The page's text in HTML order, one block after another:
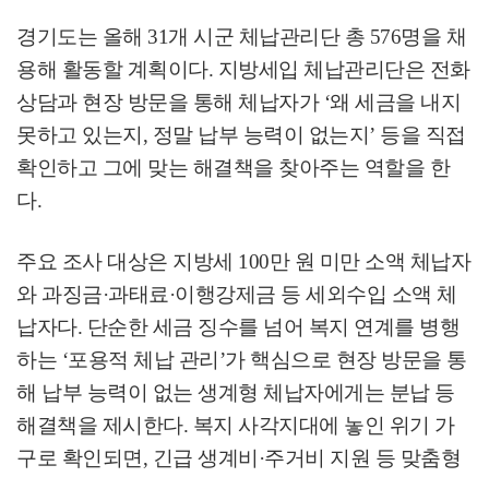
경기도는 올해 31개 시군 체납관리단 총 576명을 채
용해 활동할 계획이다. 지방세입 체납관리단은 전화
상담과 현장 방문을 통해 체납자가 ‘왜 세금을 내지
못하고 있는지, 정말 납부 능력이 없는지’ 등을 직접
확인하고 그에 맞는 해결책을 찾아주는 역할을 한
다.
주요 조사 대상은 지방세 100만 원 미만 소액 체납자
와 과징금·과태료 ·이행강제금 등 세외수입 소액 체
납자다. 단순한 세금 징수를 넘어 복지 연계를 병행
하는 ‘포용적 체납 관리’가 핵심으로 현장 방문을 통
해 납부 능력이 없는 생계형 체납자에게는 분납 등
해결책을 제시한다. 복지 사각지대에 놓인 위기 가
구로 확인되면, 긴급 생계비 ·주거비 지원 등 맞춤형